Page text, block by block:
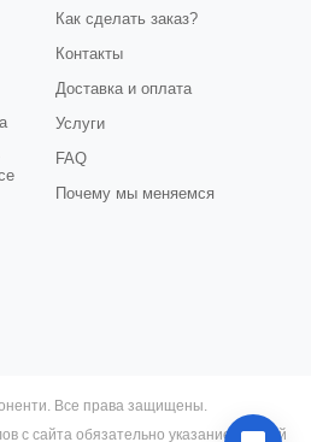
Как сделать заказ?
Контакты
Доставка и оплата
Услуги
FAQ
Почему мы меняемся
Все права защищены.
с сайта обязательно указание прямой